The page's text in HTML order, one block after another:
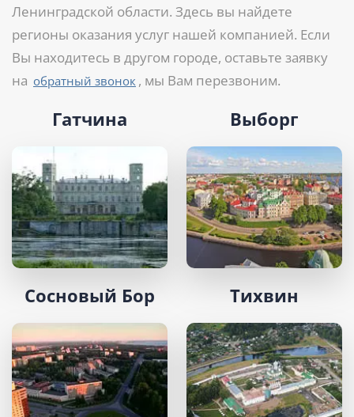
Ленинградской области. Здесь вы найдете
регионы оказания услуг нашей компанией. Если
Вы находитесь в другом городе, оставьте заявку
на обратный звонок , мы Вам перезвоним.
Гатчина Выборг
Сосновый Бор Тихвин